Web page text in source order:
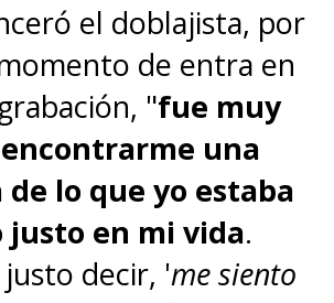
el doblajista, por
de entra en
"fue muy
una
lo que yo estaba
en mi vida.
justo decir, 'me siento